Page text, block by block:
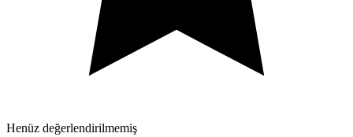
Henüz değerlendirilmemiş